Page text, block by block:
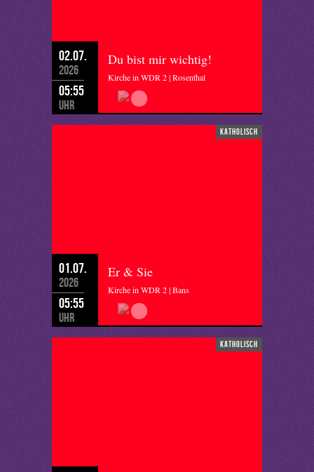
02.07.
2026
05:55
Uhr
Du bist mir wichtig!
Kirche in WDR 2 | Rosenthal
katholisch
01.07.
2026
05:55
Uhr
Er & Sie
Kirche in WDR 2 | Bans
katholisch